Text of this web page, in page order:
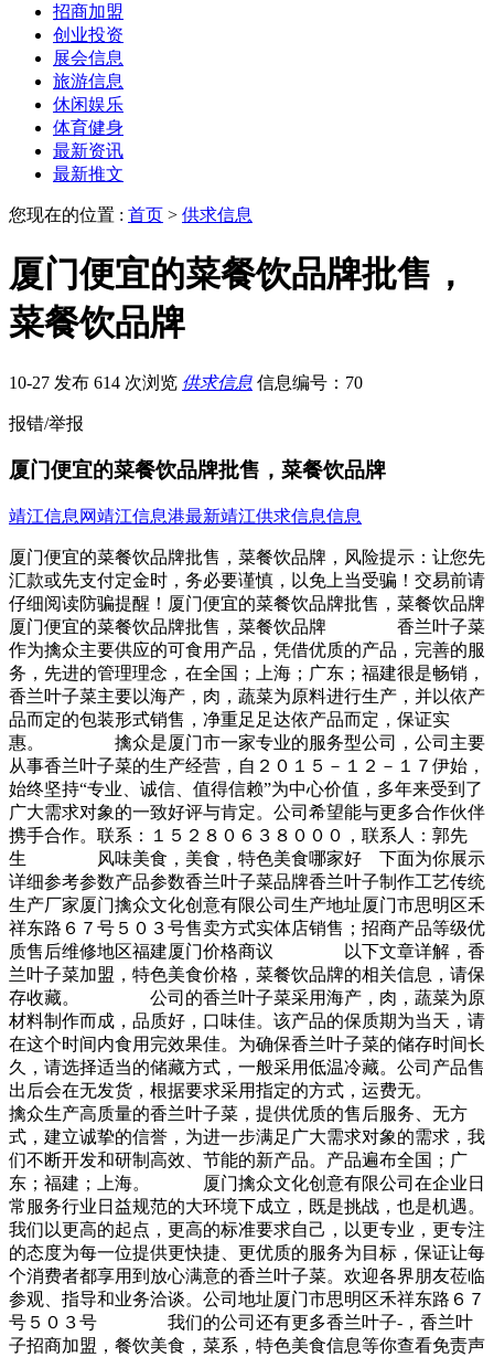
招商加盟
创业投资
展会信息
旅游信息
休闲娱乐
体育健身
最新资讯
最新推文
您现在的位置 : 首页 > 供求信息
厦门便宜的菜餐饮品牌批售，
菜餐饮品牌
10-27 发布 614 次浏览 供求信息 信息编号：70
报错/举报
厦门便宜的菜餐饮品牌批售，菜餐饮品牌
靖江信息网靖江信息港最新靖江供求信息信息
厦门便宜的菜餐饮品牌批售，菜餐饮品牌，风险提示：让您先
汇款或先支付定金时，务必要谨慎，以免上当受骗！交易前请
仔细阅读防骗提醒！厦门便宜的菜餐饮品牌批售，菜餐饮品牌
厦门便宜的菜餐饮品牌批售，菜餐饮品牌 香兰叶子菜
作为擒众主要供应的可食用产品，凭借优质的产品，完善的服
务，先进的管理理念，在全国；上海；广东；福建很是畅销，
香兰叶子菜主要以海产，肉，蔬菜为原料进行生产，并以依产
品而定的包装形式销售，净重足足达依产品而定，保证实
惠。 擒众是厦门市一家专业的服务型公司，公司主要
从事香兰叶子菜的生产经营，自２０１５－１２－１７伊始，
始终坚持“专业、诚信、值得信赖”为中心价值，多年来受到了
广大需求对象的一致好评与肯定。公司希望能与更多合作伙伴
携手合作。联系：１５２８０６３８０００，联系人：郭先
生 风味美食，美食，特色美食哪家好 下面为你展示
详细参考参数产品参数香兰叶子菜品牌香兰叶子制作工艺传统
生产厂家厦门擒众文化创意有限公司生产地址厦门市思明区禾
祥东路６７号５０３号售卖方式实体店销售；招商产品等级优
质售后维修地区福建厦门价格商议 以下文章详解，香
兰叶子菜加盟，特色美食价格，菜餐饮品牌的相关信息，请保
存收藏。 公司的香兰叶子菜采用海产，肉，蔬菜为原
材料制作而成，品质好，口味佳。该产品的保质期为当天，请
在这个时间内食用完效果佳。为确保香兰叶子菜的储存时间长
久，请选择适当的储藏方式，一般采用低温冷藏。公司产品售
出后会在无发货，根据要求采用指定的方式，运费无。
擒众生产高质量的香兰叶子菜，提供优质的售后服务、无方
式，建立诚挚的信誉，为进一步满足广大需求对象的需求，我
们不断开发和研制高效、节能的新产品。产品遍布全国；广
东；福建；上海。 厦门擒众文化创意有限公司在企业日
常服务行业日益规范的大环境下成立，既是挑战，也是机遇。
我们以更高的起点，更高的标准要求自己，以更专业，更专注
的态度为每一位提供更快捷、更优质的服务为目标，保证让每
个消费者都享用到放心满意的香兰叶子菜。欢迎各界朋友莅临
参观、指导和业务洽谈。公司地址厦门市思明区禾祥东路６７
号５０３号 我们的公司还有更多香兰叶子-，香兰叶
子招商加盟，餐饮美食，菜系，特色美食信息等你查看免责声